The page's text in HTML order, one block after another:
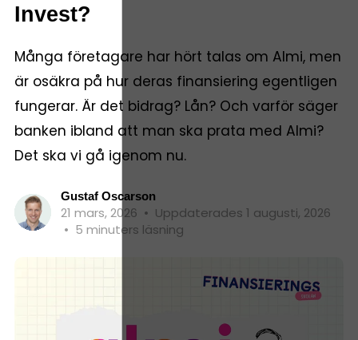
Invest?
Många företagare har hört talas om Almi, men
är osäkra på hur deras finansiering egentligen
fungerar. Är det bidrag? Lån? Och varför säger
banken ibland att man ska prata med Almi?
Det ska vi gå igenom nu.
Gustaf Oscarson
21 mars, 2026 • Uppdaterades 1 augusti, 2026
• 5 minuters läsning